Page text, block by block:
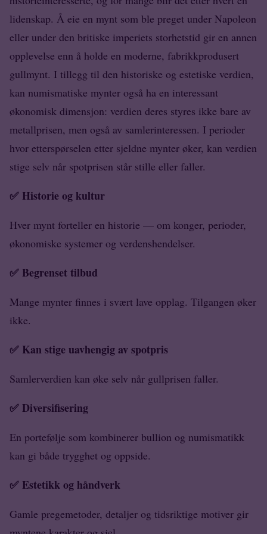
lidenskap. Å eie en mynt som ble preget under Napoleon
eller under den britiske imperiets storhetstid gir en annen
opplevelse enn å holde en moderne, fabrikkprodusert
gullmynt. I tillegg til den historiske og estetiske verdien,
kan numismatiske mynter også ha en interessant
økonomisk dimensjon: verdien deres styres ikke bare av
metallprisen, men også av samlerinteressen. I perioder
hvor etterspørselen etter sjeldne mynter øker, kan verdien
stige selv når spotprisen står stille eller faller.
✅ Historie og kultur
Hver mynt forteller en historie — om konger, perioder,
økonomiske systemer og verdenshendelser.
✅ Begrenset tilbud
Mange mynter finnes i svært lave opplag. Tilgangen øker
ikke.
✅ Kan stige uavhengig av spotpris
Samlerverdien kan øke selv når gullprisen faller.
✅ Diversifisering
En portefølje som kombinerer bullion og numismatikk
kan gi både trygghet og oppside.
✅ Estetikk og håndverk
Gamle pregemetoder, detaljer og tidsriktige motiver gir